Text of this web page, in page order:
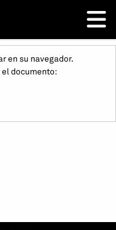
en su navegador.
documento: